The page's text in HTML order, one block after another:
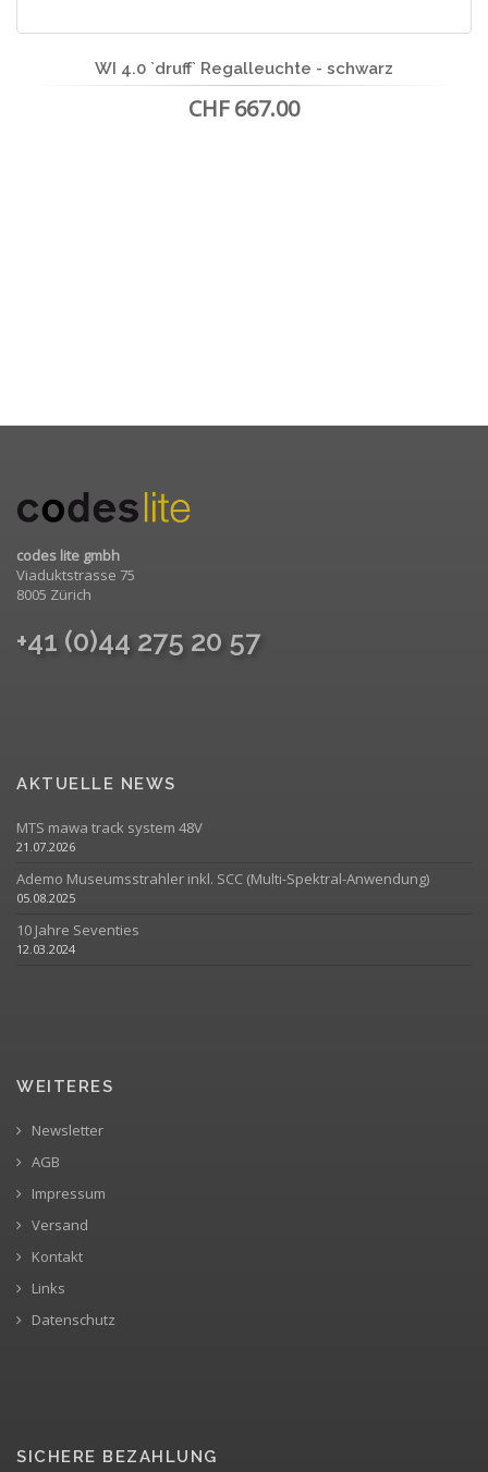
WI 4.0 `druff` Regalleuchte - schwarz
CHF 667.00
codes lite gmbh
Viaduktstrasse 75
8005 Zürich
+41 (0)44 275 20 57
AKTUELLE NEWS
MTS mawa track system 48V
21.07.2026
Ademo Museumsstrahler inkl. SCC (Multi-Spektral-Anwendung)
05.08.2025
10 Jahre Seventies
12.03.2024
WEITERES
Newsletter
AGB
Impressum
Versand
Kontakt
Links
Datenschutz
SICHERE BEZAHLUNG